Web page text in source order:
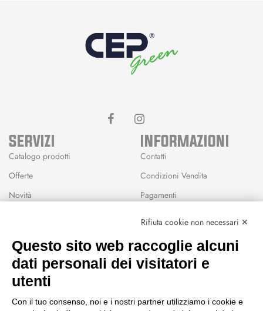
SERVIZI
Catalogo prodotti
Offerte
Novità
Wishlist
INFORMAZIONI
Contatti
Condizioni Vendita
Pagamenti
CEP GREEN
Fanano (MO)
Rifiuta cookie non necessari ✕
Questo sito web raccoglie alcuni
dati personali dei visitatori e
utenti
Con il tuo consenso, noi e i nostri partner utilizziamo i cookie e